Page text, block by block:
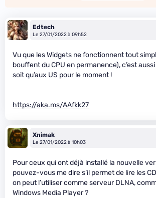
Edtech
Le 27/01/2022 à 09h52
Vu que les Widgets ne fonctionnent tout
bouffent du CPU en permanence), c’est
soit qu’aux US pour le moment !
https://aka.ms/AAfkk27
Xnimak
Le 27/01/2022 à 10h03
Pour ceux qui ont déjà installé la nouvelle
pouvez-vous me dire s’il permet de lire les
on peut l’utiliser comme serveur DLNA,
Windows Media Player ?